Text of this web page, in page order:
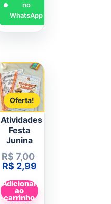
no
WhatsApp
Oferta!
Atividades
Festa
Junina
R$7,00
R$ 2,99O preço atual é:
Adicionar
ao
carrinho